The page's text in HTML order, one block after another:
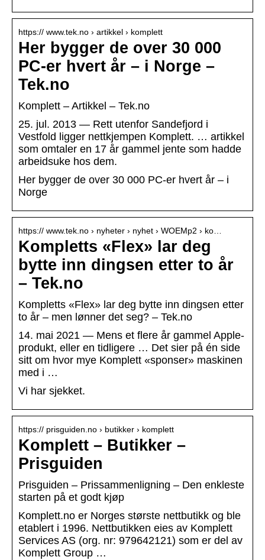
https:// www.tek.no › artikkel › komplett
Her bygger de over 30 000
PC-er hvert år – i Norge –
Tek.no
Komplett – Artikkel – Tek.no
25. jul. 2013 — Rett utenfor Sandefjord i
Vestfold ligger nettkjempen Komplett. … artikkel
som omtaler en 17 år gammel jente som hadde
arbeidsuke hos dem.
Her bygger de over 30 000 PC-er hvert år – i
Norge
https:// www.tek.no › nyheter › nyhet › WOEMp2 › ko…
Kompletts «Flex» lar deg
bytte inn dingsen etter to år
– Tek.no
Kompletts «Flex» lar deg bytte inn dingsen etter
to år – men lønner det seg? – Tek.no
14. mai 2021 — Mens et flere år gammel Apple-
produkt, eller en tidligere … Det sier på én side
sitt om hvor mye Komplett «sponser» maskinen
med i …
Vi har sjekket.
https:// prisguiden.no › butikker › komplett
Komplett – Butikker –
Prisguiden
Prisguiden – Prissammenligning – Den enkleste
starten på et godt kjøp
Komplett.no er Norges største nettbutikk og ble
etablert i 1996. Nettbutikken eies av Komplett
Services AS (org. nr: 979642121) som er del av
Komplett Group …